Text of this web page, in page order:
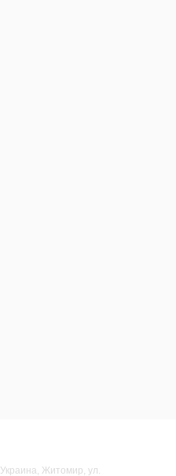
Украина, Житомир, ул.